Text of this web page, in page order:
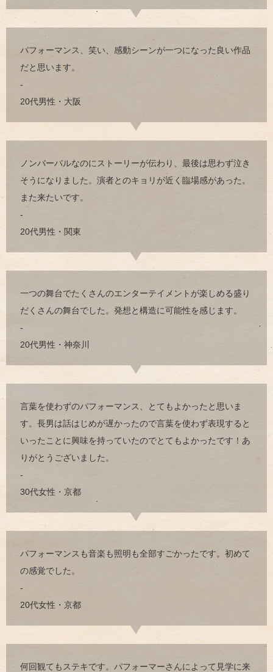
パフォーマンス、笑い、感動シーンが一つになった良い作品
だと思います。
-
20代男性・大阪
ノンバーバルなのにストーリーが伝わり、最後は思わず泣き
そうになりました。演者とのキョリが近く臨場感があった。
また来たいです。
-
20代男性・関東
一つの舞台でたくさんのエンターテイメントが楽しめる盛り
だくさんの舞台でした。発想と構造に可能性を感じます。
-
20代男性・神奈川
言葉を使わずのパフォーマンス、とてもよかったと思いま
す。長男は話はじめが遅かったので言葉を使わず表現すると
いったことに興味を持っていたのでとてもよかったです！あ
りがとうございました。
-
30代女性・京都
パフォーマンスも音楽も照明も全部すごかったです。初めて
の感覚でした。
-
20代女性・京都
何回観てもステキです。パフォーマーさんによって見学に来